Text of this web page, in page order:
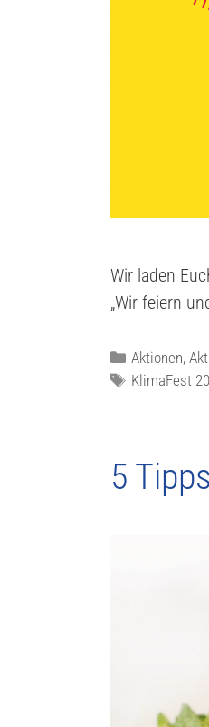
Wir laden
„Wir feiern
Aktionen,
KlimaFest
5